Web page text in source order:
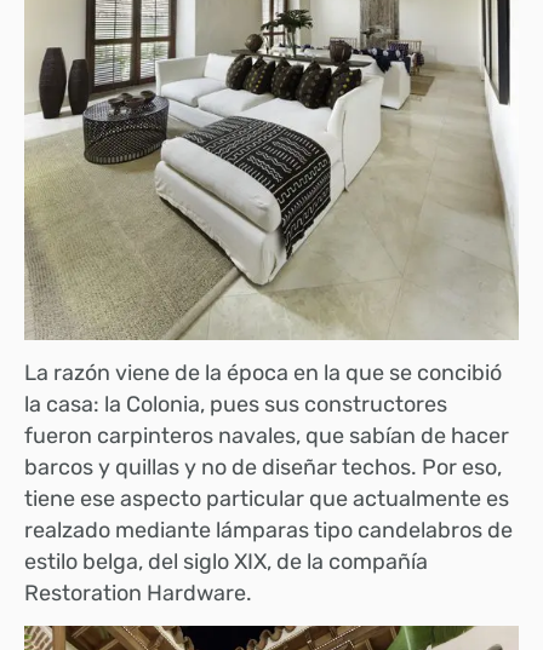
La razón viene de la época en la que se concibió
la casa: la Colonia, pues sus constructores
fueron carpinteros navales, que sabían de hacer
barcos y quillas y no de diseñar techos. Por eso,
tiene ese aspecto particular que actualmente es
realzado mediante lámparas tipo candelabros de
estilo belga, del siglo XIX, de la compañía
Restoration Hardware.